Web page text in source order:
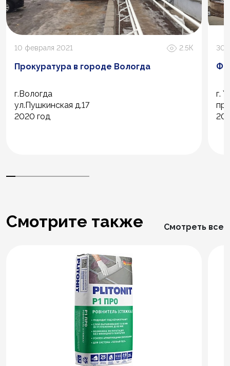
10 февраля 2021 2.5К
Прокуратура в городе Вологда
г.Вологда
ул.Пушкинская д.17
2020 год
30
г.
Смотрите также Смотреть все